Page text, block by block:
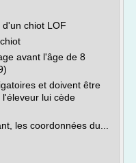
chiot LOF
avant l'âge de 8
et doivent être
lui cède
les coordonnées du...